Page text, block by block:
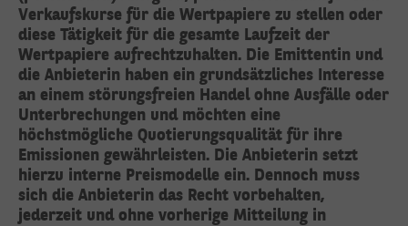
Verkaufskurse für die Wertpapiere zu stellen oder
diese Tätigkeit für die gesamte Laufzeit der
Wertpapiere aufrechtzuhalten. Die Emittentin und
die Anbieterin haben ein grundsätzliches Interesse
an einem störungsfreien Handel ohne Ausfälle oder
Unterbrechungen und möchten eine
höchstmögliche Quotierungsqualität für ihre
Emissionen gewährleisten. Die Anbieterin setzt
hierzu interne Preismodelle ein. Dennoch muss
sich die Anbieterin das Recht vorbehalten,
jederzeit und ohne vorherige Mitteilung in